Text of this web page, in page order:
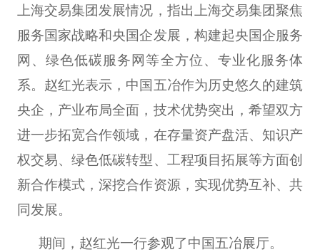
上海交易集团发展情况，指出上海交易集团聚焦
服务国家战略和央国企发展，构建起央国企服务
网、绿色低碳服务网等全方位、专业化服务体
系。赵红光表示，中国五冶作为历史悠久的建筑
央企，产业布局全面，技术优势突出，希望双方
进一步拓宽合作领域，在存量资产盘活、知识产
权交易、绿色低碳转型、工程项目拓展等方面创
新合作模式，深挖合作资源，实现优势互补、共
同发展。
期间，赵红光一行参观了中国五冶展厅。